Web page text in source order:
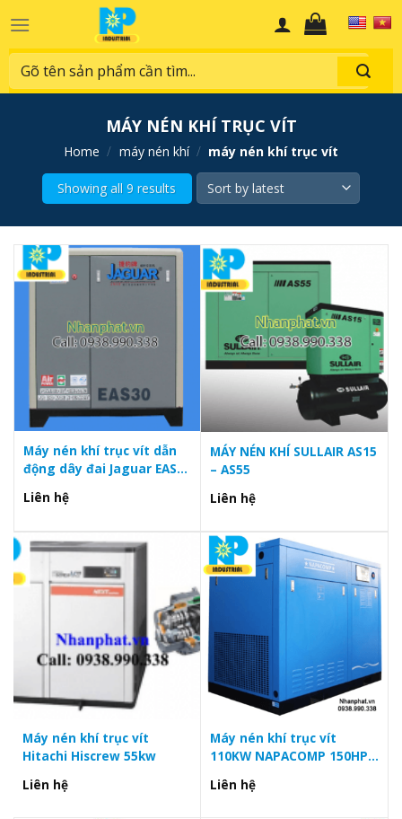
to
content
Search
for:
MÁY NÉN KHÍ TRỤC VÍT
home / máy nén khí / máy nén khí trục vít
Showing all 9 results
Máy nén khí trục vít dẫn
động dây đai Jaguar EAS
Liên hệ
MÁY NÉN KHÍ SULLAIR AS15
– AS55
Liên hệ
Máy nén khí trục vít
Hitachi Hiscrew 55kw
Liên hệ
Máy nén khí trục vít
110KW NAPACOMP 150HP
Liên hệ